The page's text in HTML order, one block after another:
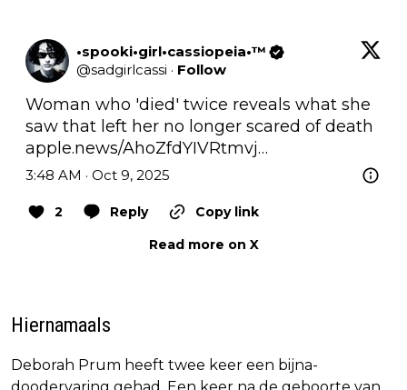
•spooki•girl•cassiopeia•™
@sadgirlcassi · Follow
Woman who 'died' twice reveals what she
apple.news/AhoZfdYIVRtmvj…
3:48 AM · Oct 9, 2025
2 Reply
Copy link
Read more on X
Hiernamaals
Deborah Prum heeft twee keer een bijna-